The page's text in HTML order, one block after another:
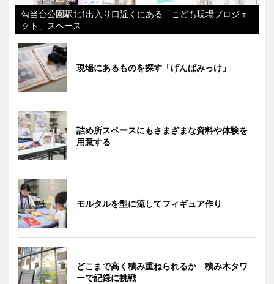
勾当台公園駅北1出入り口近くにある「こども現場プロジェ
クト」スペース
現場にあるものを探す「げんばみっけ」
詰め所スペースにもさまざまな資料や体験を
用意する
モルタルを型に流してフィギュア作り
どこまで高く積み重ねられるか 積み木タワ
ーで記録に挑戦